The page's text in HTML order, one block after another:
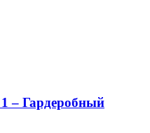
– Гардеробный